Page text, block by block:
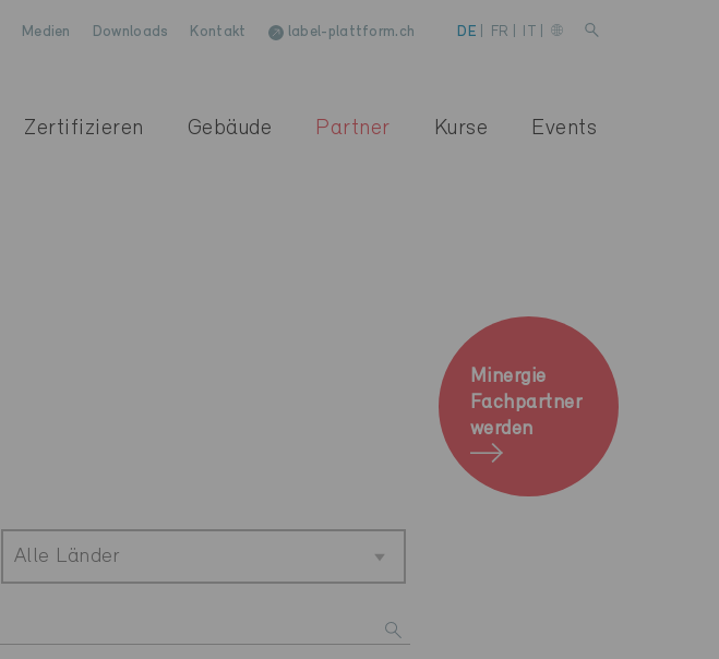
Medien Downloads Kontakt label-plattform.ch DE FR
Zertifizieren Gebäude Partner Kurse Events
Minergie
Fachpartner
werden
Alle Länder